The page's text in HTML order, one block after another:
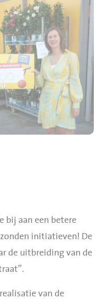
bij aan een betere
initiatieven! De
de uitbreiding van de
van de